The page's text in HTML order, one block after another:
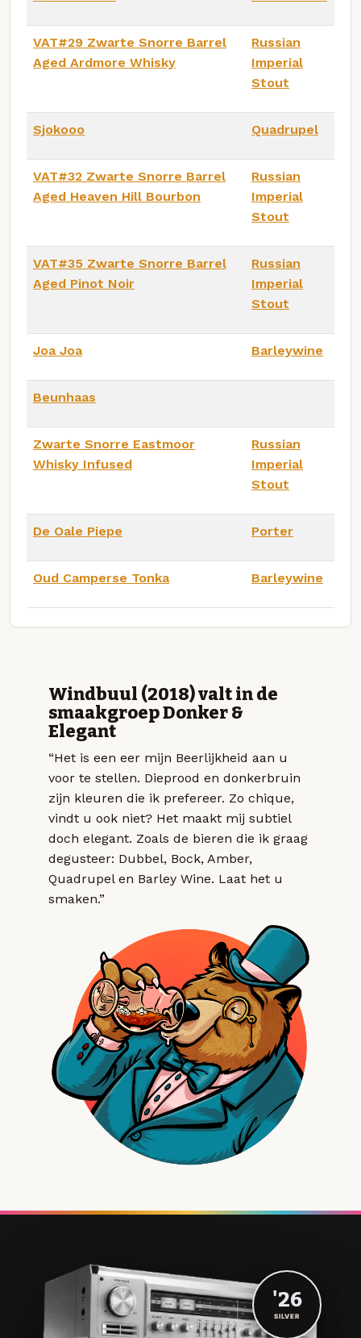
VAT#29 Zwarte Snorre Barrel
Aged Ardmore Whisky
Russian
Imperial
Stout
Sjokooo Quadrupel
VAT#32 Zwarte Snorre Barrel
Aged Heaven Hill Bourbon
Russian
Imperial
Stout
VAT#35 Zwarte Snorre Barrel
Aged Pinot Noir
Russian
Imperial
Stout
Joa Joa Barleywine
Beunhaas
Zwarte Snorre Eastmoor
Whisky Infused
Russian
Imperial
Stout
De Oale Piepe Porter
Oud Camperse Tonka Barleywine
Windbuul (2018) valt in de
smaakgroep Donker &
Elegant
“Het is een eer mijn Beerlijkheid aan u
voor te stellen. Dieprood en donkerbruin
zijn kleuren die ik prefereer. Zo chique,
vindt u ook niet? Het maakt mij subtiel
doch elegant. Zoals de bieren die ik graag
degusteer: Dubbel, Bock, Amber,
Quadrupel en Barley Wine. Laat het u
smaken.”
'26
SILVER